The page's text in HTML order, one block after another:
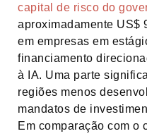
capital de risco do
aproximadamente US$
em empresas em
financiamento
à IA. Uma parte
regiões menos
mandatos de
Em comparação com o